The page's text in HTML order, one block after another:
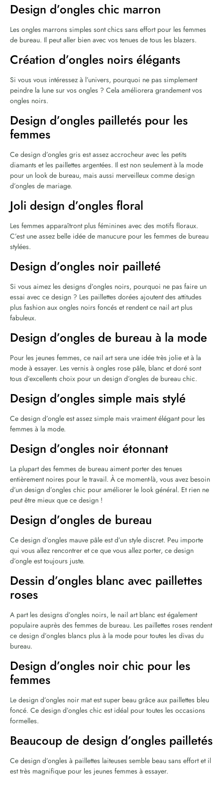
Design d’ongles chic marron
Les ongles marrons simples sont chics sans effort pour les femmes
de bureau. Il peut aller bien avec vos tenues de tous les blazers.
Création d’ongles noirs élégants
Si vous vous intéressez à l’univers, pourquoi ne pas simplement
peindre la lune sur vos ongles ? Cela améliorera grandement vos
ongles noirs.
Design d’ongles pailletés pour les
femmes
Ce design d’ongles gris est assez accrocheur avec les petits
diamants et les paillettes argentées. Il est non seulement à la mode
pour un look de bureau, mais aussi merveilleux comme design
d’ongles de mariage.
Joli design d’ongles floral
Les femmes apparaîtront plus féminines avec des motifs floraux.
C’est une assez belle idée de manucure pour les femmes de bureau
stylées.
Design d’ongles noir pailleté
Si vous aimez les designs d’ongles noirs, pourquoi ne pas faire un
essai avec ce design ? Les paillettes dorées ajoutent des attitudes
plus fashion aux ongles noirs foncés et rendent ce nail art plus
fabuleux.
Design d’ongles de bureau à la mode
Pour les jeunes femmes, ce nail art sera une idée très jolie et à la
mode à essayer. Les vernis à ongles rose pâle, blanc et doré sont
tous d’excellents choix pour un design d’ongles de bureau chic.
Design d’ongles simple mais stylé
Ce design d’ongle est assez simple mais vraiment élégant pour les
femmes à la mode.
Design d’ongles noir étonnant
La plupart des femmes de bureau aiment porter des tenues
entièrement noires pour le travail. À ce moment-là, vous avez besoin
d’un design d’ongles chic pour améliorer le look général. Et rien ne
peut être mieux que ce design !
Design d’ongles de bureau
Ce design d’ongles mauve pâle est d’un style discret. Peu importe
qui vous allez rencontrer et ce que vous allez porter, ce design
d’ongle est toujours juste.
Dessin d’ongles blanc avec paillettes
roses
A part les designs d’ongles noirs, le nail art blanc est également
populaire auprès des femmes de bureau. Les paillettes roses rendent
ce design d’ongles blancs plus à la mode pour toutes les divas du
bureau.
Design d’ongles noir chic pour les
femmes
Le design d’ongles noir mat est super beau grâce aux paillettes bleu
foncé. Ce design d’ongles chic est idéal pour toutes les occasions
formelles.
Beaucoup de design d’ongles pailletés
Ce design d’ongles à paillettes laiteuses semble beau sans effort et il
est très magnifique pour les jeunes femmes à essayer.